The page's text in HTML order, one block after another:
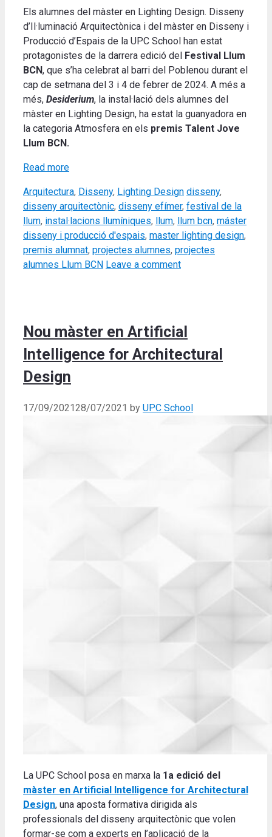
Els alumnes del màster en Lighting Design. Disseny
d’Il·luminació Arquitectònica i del màster en Disseny i
Producció d’Espais de la UPC School han estat
protagonistes de la darrera edició del Festival Llum
BCN, que s’ha celebrat al barri del Poblenou durant el
cap de setmana del 3 i 4 de febrer de 2024. A més a
més, Desiderium, la instal·lació dels alumnes del
màster en Lighting Design, ha estat la guanyadora en
la categoria Atmosfera en els premis Talent Jove
Llum BCN.
Read more
Categories
Arquitectura, Disseny, Lighting Design Tags
disseny,
disseny arquitectònic, disseny efímer, festival de la
llum, instal·lacions llumíniques, llum, llum bcn, máster
disseny i producció d'espais, master lighting design,
premis alumnat, projectes alumnes, projectes
alumnes Llum BCN Leave a comment
Nou màster en Artificial
Intelligence for Architectural
Design
17/09/202128/07/2021 by UPC School
La UPC School posa en marxa la 1a edició del
màster en Artificial Intelligence for Architectural
Design, una aposta formativa dirigida als
professionals del disseny arquitectònic que volen
formar-se com a experts en l’aplicació de la